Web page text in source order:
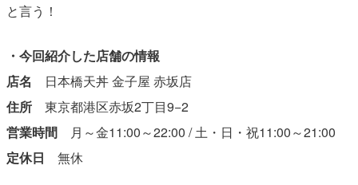
と言う！
・今回紹介した店舗の情報
店名 日本橋天丼 金子屋 赤坂店
住所東京都港区赤坂2丁目9−2
営業時間月～金11:00～22:00 / 土・日・祝11:00～21:00
定休日 無休